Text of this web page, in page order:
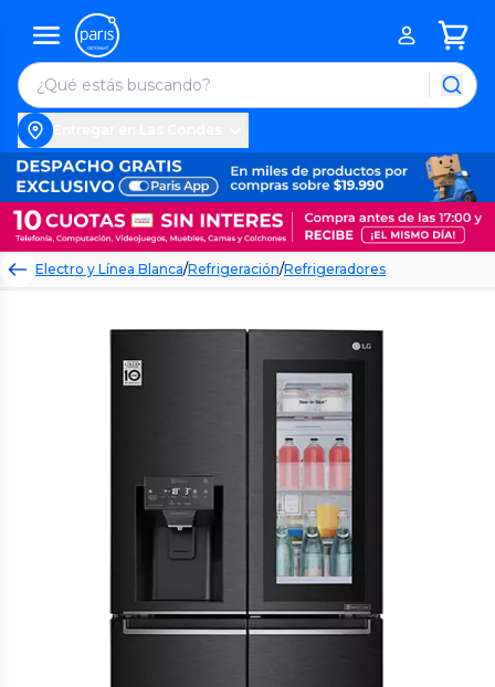
Electro y Línea Blanca/Refrigeración/Refrigeradores